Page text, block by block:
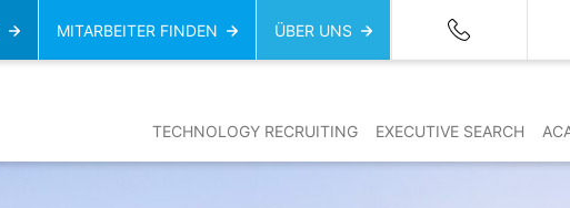
MITARBEITER FINDEN ÜBER UNS
TECHNOLOGY RECRUITING EXECUTIVE SEARCH